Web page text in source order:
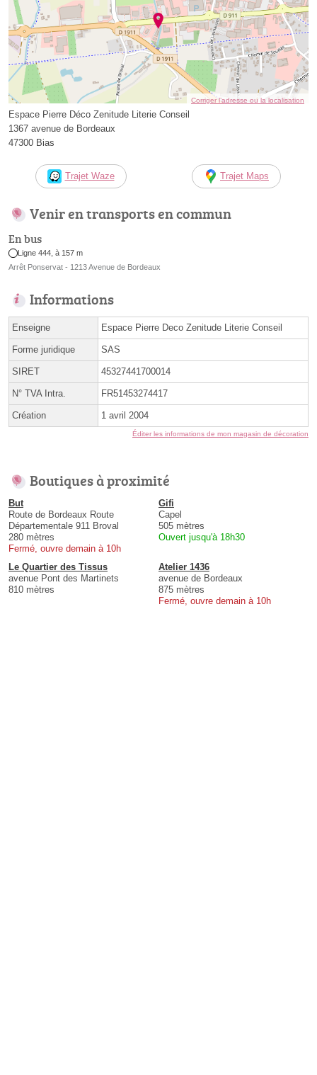
Corriger l’adresse ou la localisation
Espace Pierre Déco Zenitude Literie Conseil
1367 avenue de Bordeaux
47300 Bias
Trajet Waze Trajet Maps
Venir en transports en commun
En bus
Ligne 444, à 157 m
Arrêt Ponservat - 1213 Avenue de Bordeaux
Informations
Enseigne Espace Pierre Deco Zenitude Literie Conseil
Forme juridique SAS
SIRET 45327441700014
N° TVA Intra. FR51453274417
Création 1 avril 2004
Éditer les informations de mon magasin de décoration
Boutiques à proximité
But
Route de Bordeaux Route
Départementale 911 Broval
280 mètres
Fermé, ouvre demain à 10h
Gifi
Capel
505 mètres
Ouvert jusqu'à 18h30
Le Quartier des Tissus
avenue Pont des Martinets
810 mètres
Atelier 1436
avenue de Bordeaux
875 mètres
Fermé, ouvre demain à 10h